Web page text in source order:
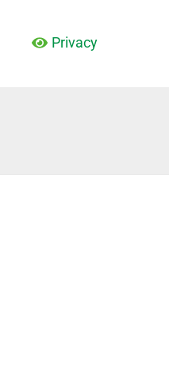
Privacy